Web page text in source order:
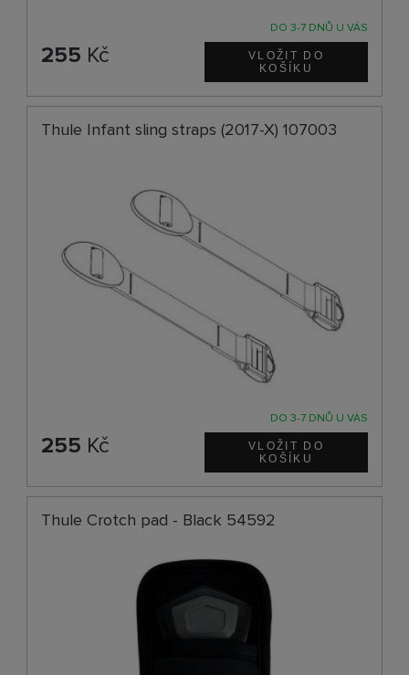
DO 3-7 DNŮ U VÁS
255 Kč
Thule Infant sling straps (2017-X) 107003
DO 3-7 DNŮ U VÁS
255 Kč
Thule Crotch pad - Black 54592